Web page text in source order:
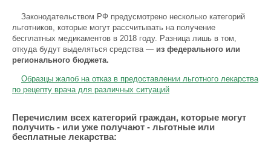
Законодательством РФ предусмотрено несколько категорий
льготников, которые могут рассчитывать на получение
бесплатных медикаментов в 2018 году. Разница лишь в том,
откуда будут выделяться средства — из федерального или
регионального бюджета.
Образцы жалоб на отказ в предоставлении льготного лекарства
по рецепту врача для различных ситуаций
Перечислим всех категорий граждан, которые могут
получить - или уже получают - льготные или
бесплатные лекарства: